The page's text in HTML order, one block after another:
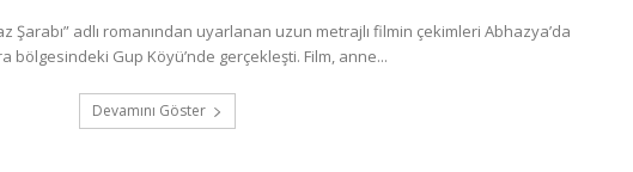
Şarabı” adlı romanından uyarlanan uzun metrajlı filmin çekimleri Abhazya’da
bölgesindeki Gup Köyü’nde gerçekleşti. Film, anne...
Devamını Göster